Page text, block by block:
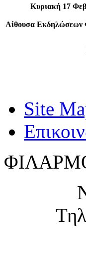
Κυριακή 17
Αίθουσα Εκδηλώσεων
Site